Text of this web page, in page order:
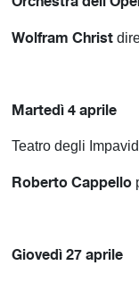
Wolfram Christ
Martedì 4 aprile
Teatro degli
Roberto Cappello
Giovedì 27 aprile